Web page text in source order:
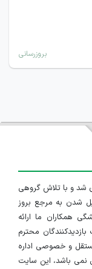
بروزرسانی
تاریخ ۱۳۹۱/۱/۱۰ راه اندازی شد و با تلاش گروهی
شدن به مرجع بروز
همکاران ما ارائه
محترم
و خصوصی اداره
نمی باشد، این سایت